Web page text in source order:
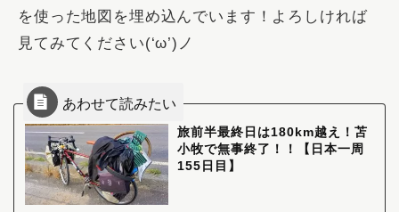
を使った地図を埋め込んでいます！よろしければ
見てみてください(‘ω’)ノ
旅前半最終日は180km越え！苫
小牧で無事終了！！【日本一周
155日目】